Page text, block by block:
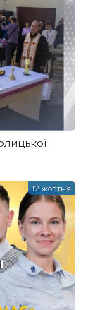
12 жовтня